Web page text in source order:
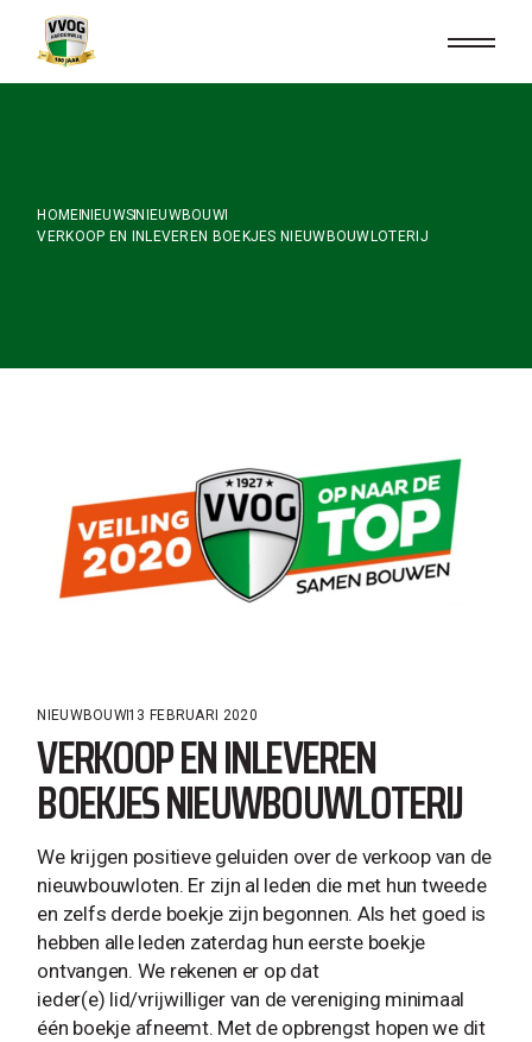
content
HOME NIEUWS NIEUWBOUW
VERKOOP EN INLEVEREN BOEKJES NIEUWBOUWLOTERIJ
NIEUWBOUW13 FEBRUARI 2020
VERKOOP EN INLEVEREN
BOEKJES NIEUWBOUWLOTERIJ
We krijgen positieve geluiden over de verkoop van de
nieuwbouwloten. Er zijn al leden die met hun tweede
en zelfs derde boekje zijn begonnen. Als het goed is
hebben alle leden zaterdag hun eerste boekje
ontvangen. We rekenen er op dat
ieder(e) lid/vrijwilliger van de vereniging minimaal
één boekje afneemt. Met de opbrengst hopen we dit